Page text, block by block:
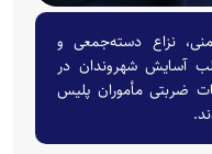
نزاع دسته‌جمعی و
آسایش شهروندان در
ضربتی مأموران پلیس